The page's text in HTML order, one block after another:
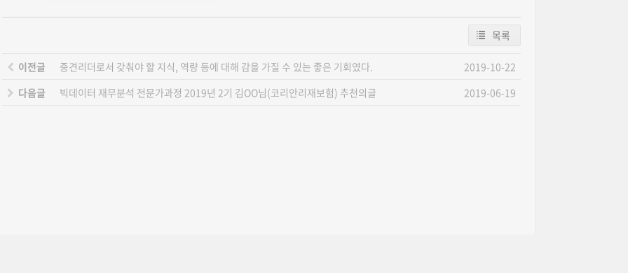
목록
이전글 중견리더로서 갖춰야 할 지식, 역량 등에 대해 감을 가질 수 있는 좋은 기회였다.
2019-10-22
다음글
빅데이터 재무분석 전문가과정 2019년 2기 김OO님(코리안리재보험) 추천의글 2019-06-19